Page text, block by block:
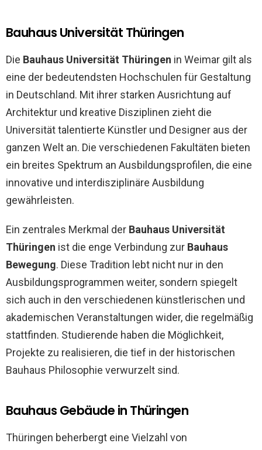
Bauhaus Universität Thüringen
Die Bauhaus Universität Thüringen in Weimar gilt als
eine der bedeutendsten Hochschulen für Gestaltung
in Deutschland. Mit ihrer starken Ausrichtung auf
Architektur und kreative Disziplinen zieht die
Universität talentierte Künstler und Designer aus der
ganzen Welt an. Die verschiedenen Fakultäten bieten
ein breites Spektrum an Ausbildungsprofilen, die eine
innovative und interdisziplinäre Ausbildung
gewährleisten.
Ein zentrales Merkmal der Bauhaus Universität
Thüringen ist die enge Verbindung zur Bauhaus
Bewegung. Diese Tradition lebt nicht nur in den
Ausbildungsprogrammen weiter, sondern spiegelt
sich auch in den verschiedenen künstlerischen und
akademischen Veranstaltungen wider, die regelmäßig
stattfinden. Studierende haben die Möglichkeit,
Projekte zu realisieren, die tief in der historischen
Bauhaus Philosophie verwurzelt sind.
Bauhaus Gebäude in Thüringen
Thüringen beherbergt eine Vielzahl von